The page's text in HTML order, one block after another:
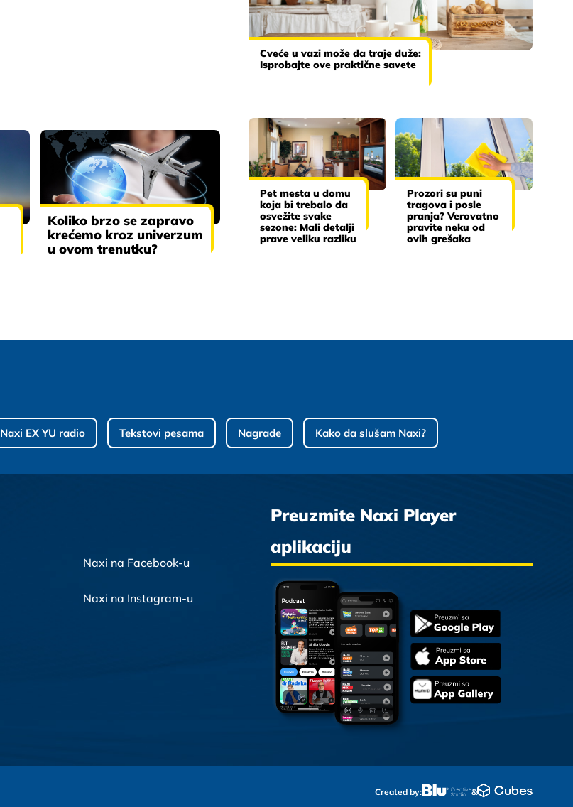
Koliko brzo se zapravo
krećemo kroz univerzum
u ovom trenutku?
Cveće u vazi može da traje duže:
Isprobajte ove praktične savete
Pet mesta u domu
koja bi trebalo da
osvežite svake
sezone: Mali detalji
prave veliku razliku
Prozori su puni
tragova i posle
pranja? Verovatno
pravite neku od
ovih grešaka
Naxi EX YU radio Tekstovi pesama Nagrade Kako da slušam Naxi?
Naxi na Facebook-u
Naxi na Instagram-u
Preuzmite Naxi Player
aplikaciju
Created by: &